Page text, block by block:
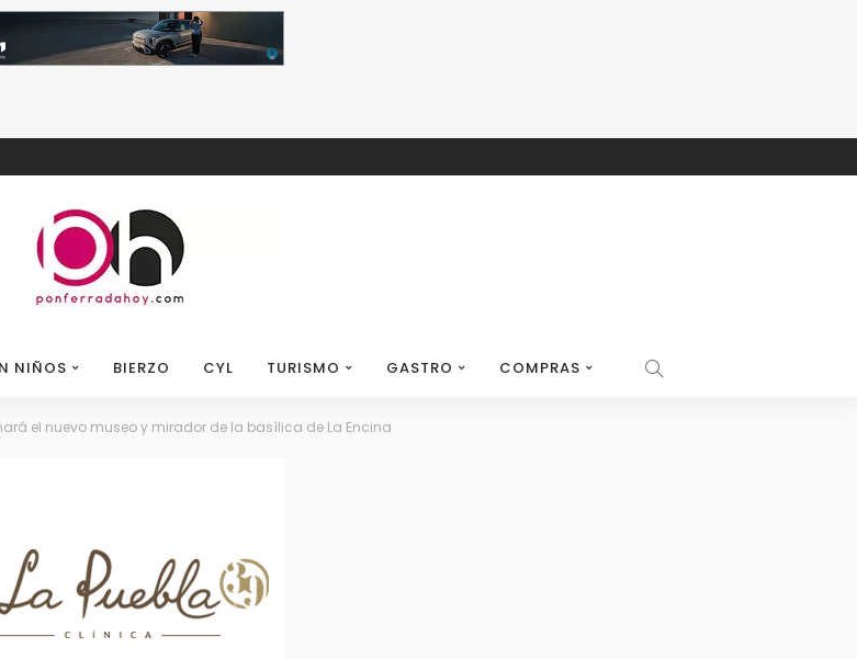
NIÑOS BIERZO CYL TURISMO GASTRO COMPRAS
el nuevo museo y mirador de la basílica de La Encina